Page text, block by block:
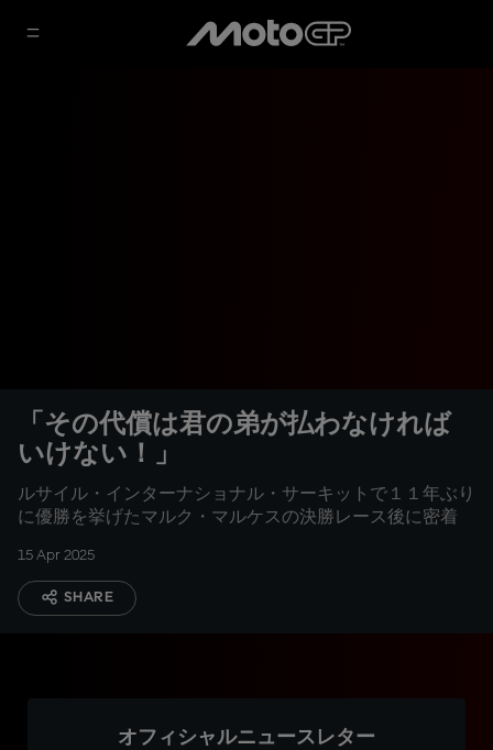
「その代償は君の弟が払わなければ
いけない！」
ルサイル・インターナショナル・サーキットで１１年ぶり
に優勝を挙げたマルク・マルケスの決勝レース後に密着
15 Apr 2025
SHARE
オフィシャルニュースレター